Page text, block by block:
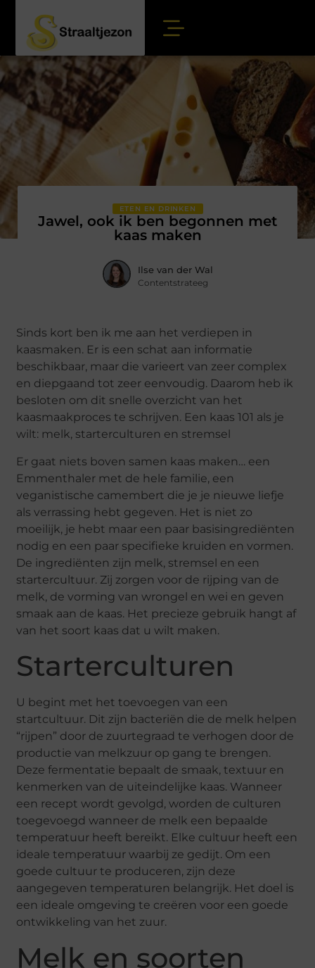
ETEN EN DRINKEN
Jawel, ook ik ben begonnen met
kaas maken
Ilse van der Wal
Contentstrateeg
Sinds kort ben ik me aan het verdiepen in
kaasmaken. Er is een schat aan informatie
beschikbaar, maar die varieert van zeer complex
en diepgaand tot zeer eenvoudig. Daarom heb ik
besloten om dit snelle overzicht van het
kaasmaakproces te schrijven. Een kaas 101 als je
wilt: melk, starterculturen en stremsel
Er gaat niets boven samen kaas maken… een
Emmenthaler met de hele familie, een
veganistische camembert die je je nieuwe liefje
als verrassing hebt gegeven. Het is niet zo
moeilijk, je hebt maar een paar basisingrediënten
nodig en een paar specifieke kruiden en vormen.
De ingrediënten zijn melk, stremsel en een
startercultuur. Zij zorgen voor de rijping van de
melk, de vorming van wrongel en wei en geven
smaak aan de kaas. Het precieze gebruik hangt af
van het soort kaas dat u wilt maken.
Starterculturen
U begint met het toevoegen van een
startcultuur. Dit zijn bacteriën die de melk helpen
“rijpen” door de zuurtegraad te verhogen door de
productie van melkzuur op gang te brengen.
Deze fermentatie bepaalt de smaak, textuur en
kenmerken van de uiteindelijke kaas. Wanneer
een recept wordt gevolgd, worden de culturen
toegevoegd wanneer de melk een bepaalde
temperatuur heeft bereikt. Elke cultuur heeft een
ideale temperatuur waarbij ze gedijt. Om een
goede cultuur te produceren, zijn deze
aangegeven temperaturen belangrijk. Het doel is
een ideale omgeving te creëren voor een goede
ontwikkeling van het zuur.
Melk en soorten